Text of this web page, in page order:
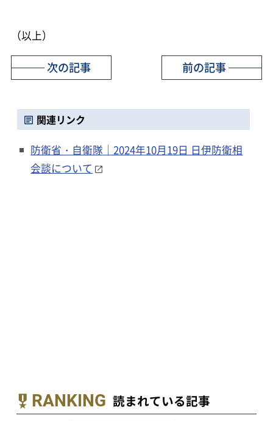
（以上）
前の記事
次の記事
関連リンク
防衛省・自衛隊｜2024年10月19日 日伊防衛相
会談について
RANKING 読まれている記事